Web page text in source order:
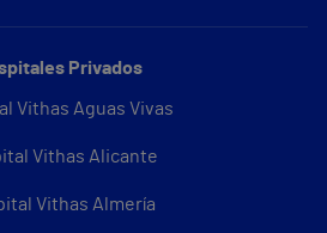
Privados
Vithas Aguas Vivas
Vithas Alicante
Vithas Almería